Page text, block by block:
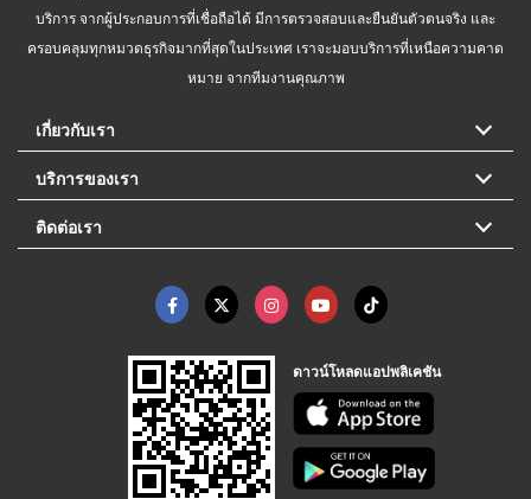
บริการ จากผู้ประกอบการที่เชื่อถือได้ มีการตรวจสอบและยืนยันตัวตนจริง และ
ครอบคลุมทุกหมวดธุรกิจมากที่สุดในประเทศ เราจะมอบบริการที่เหนือความคาด
หมาย จากทีมงานคุณภาพ
เกี่ยวกับเรา
บริการของเรา
ติดต่อเรา
ดาวน์โหลดแอปพลิเคชัน